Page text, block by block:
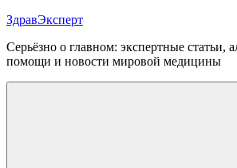
Перейти
содержимому
ЗдравЭксперт
Серьёзно о главном: экспертные статьи,
помощи и новости мировой медицины